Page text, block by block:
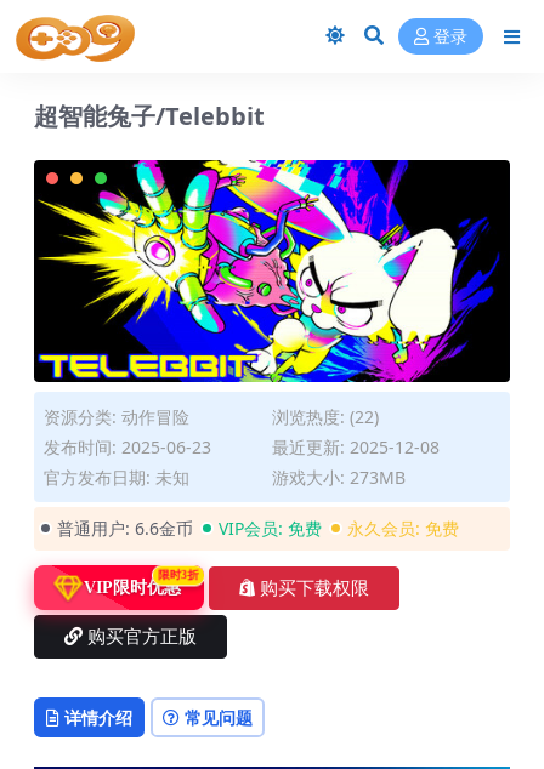
登录
超智能兔子/Telebbit
资源分类: 动作冒险
浏览热度: (22)
发布时间: 2025-06-23
最近更新: 2025-12-08
官方发布日期: 未知
游戏大小: 273MB
普通用户: 6.6金币 VIP会员: 免费 永久会员: 免费
VIP限时优惠
限时3折
购买下载权限
购买官方正版
详情介绍 常见问题